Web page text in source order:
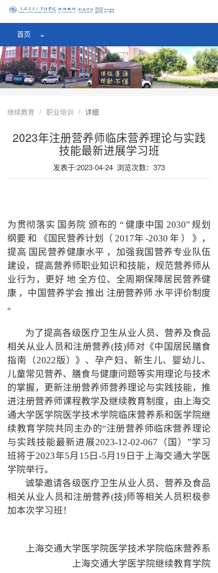
医学院首页
首页 =
继续教育 / 职业培训 / 详细
2023年注册营养师临床营养理论与实践
技能最新进展学习班
发表于:2023-04-24 浏览次数： 373
为贯彻落实 国务院 颁布的 “ 健康中国 2030” 规划
纲要 和 《国民营养计划（ 2017年 -2030 年 ）
》，
提高 国民营养健康水平 ，加强我国营养专业队伍
建设，提高营养师职业知识和技能，规范营养师从
业行为，更好 地 全方位、全周期保障居民营养健
康 ，中国营养学会 推出 注册营养师 水平评价制度
。
为了提高各级医疗卫生从业人员、营养及食品
相关从业人员和注册营养(技)师对《中国居民膳食
指南 （2022版）》 、孕产妇、新生儿、婴幼儿、
儿童常见营养、膳食与健康问题等实用理论与技术
的掌握，更新注册营养师营养理论与实践技能，推
进注册营养师课程教学及继续教育制度，由上海交
通大学医学院医学技术学院临床营养系和医学院继
续教育学院共同主办的“注册营养师临床营养理论
与实践技能最新进展2023-12-02-067 （国） ”学习
班将于2023年5月 15日-5月 19 日于上海交通大学医
学院举行。
诚挚邀请各级医疗卫生从业人员、营养及食品
相关从业人员和注册营养(技)师等相关人员积极参
加本次学习班！
上海交通大学医学院医学技术学院临床营养系
上海交通大学医学院继续教育学院